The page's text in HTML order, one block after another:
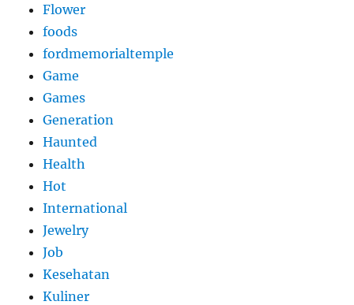
Flower
foods
fordmemorialtemple
Game
Games
Generation
Haunted
Health
Hot
International
Jewelry
Job
Kesehatan
Kuliner